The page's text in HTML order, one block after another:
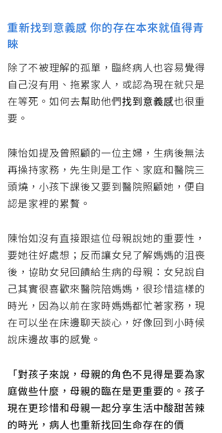
重新找到意義感 你的存在本來就值得青
睞
除了不被理解的孤單，臨終病人也容易覺得
自己沒有用、拖累家人，或認為現在就只是
在等死。如何去幫助他們找到意義感也很重
要。
陳怡如提及曾照顧的一位主婦，生病後無法
再操持家務，先生則是工作、家庭和醫院三
頭燒，小孩下課後又要到醫院照顧她，便自
認是家裡的累贅。
陳怡如沒有直接跟這位母親說她的重要性，
要她往好處想；反而讓女兒了解媽媽的沮喪
後，協助女兒回饋給生病的母親：女兒說自
己其實很喜歡來醫院陪媽媽，很珍惜這樣的
時光，因為以前在家時媽媽都忙著家務，現
在可以坐在床邊聊天談心，好像回到小時候
說床邊故事的感覺。
「對孩子來說，母親的角色不見得是要為家
庭做些什麼，母親的臨在是更重要的。孩子
現在更珍惜和母親一起分享生活中酸甜苦辣
的時光，病人也重新找回生命存在的價